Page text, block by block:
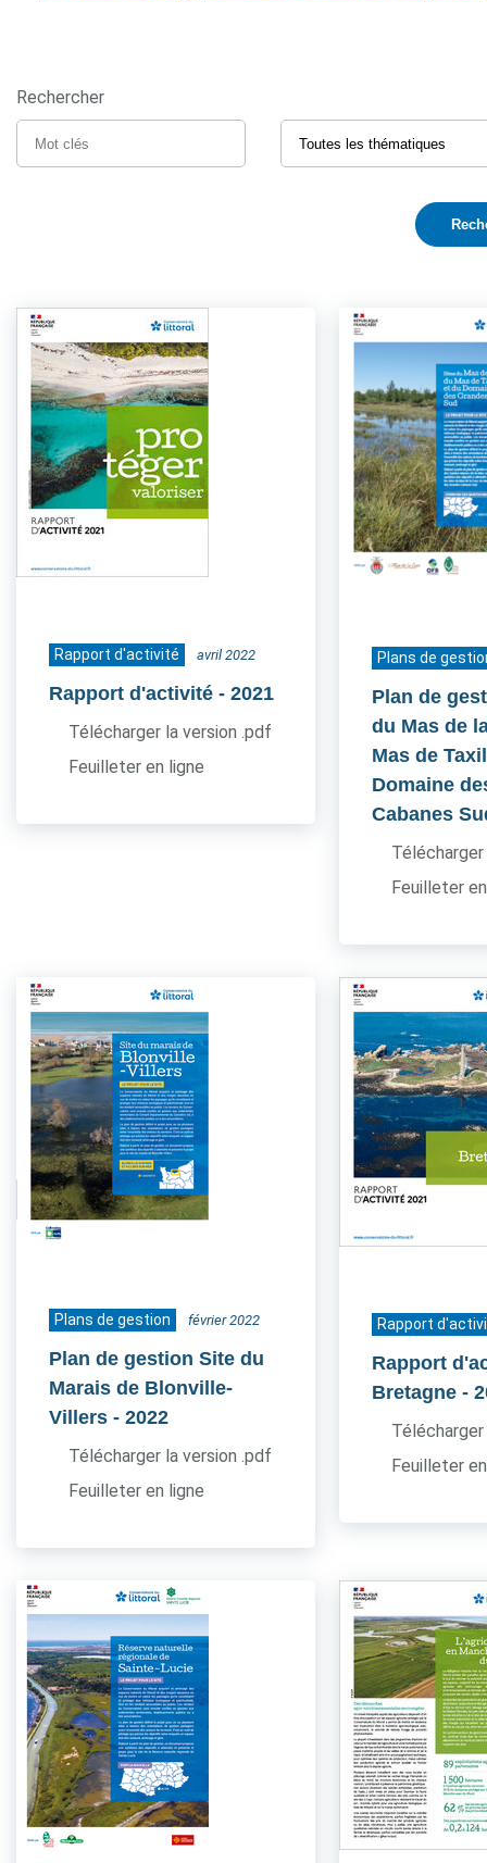
Rechercher
Rapport d'activité avril 2022
Rapport d'activité - 2021
Télécharger la version .pdf
Feuilleter en ligne
Plans de
Plan de
du Mas de
Mas de
Domaine
Cabanes
Feuilleter
Plans de gestion février 2022
Plan de gestion Site du
Marais de Blonville-
Villers - 2022
Télécharger la version .pdf
Feuilleter en ligne
Rapport
Rapport
Bretagne -
Feuilleter